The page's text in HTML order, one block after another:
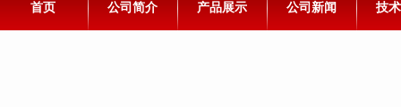
首页 公司简介 产品展示 公司新闻 技